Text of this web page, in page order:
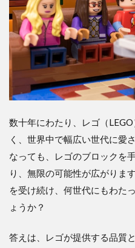
数十年にわたり、レゴ（
く、世界中で幅広い世代に愛
なっても、レゴのブロックを
り、無限の可能性が広がりま
を受け続け、何世代にもわた
ょうか？
答えは、レゴが提供する品質